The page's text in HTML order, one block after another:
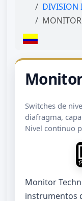
DIVISION
Switches de
diafragma,
Nivel continuo
Monitor
instrumentos